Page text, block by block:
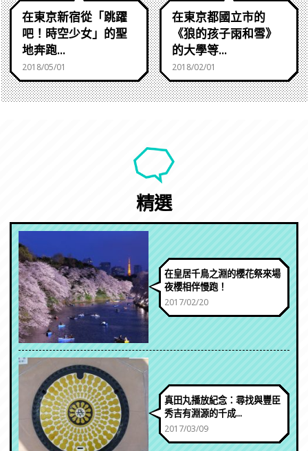
在東京新宿從「跳躍
吧！時空少女」的聖
地奔跑...
2018/05/01
在東京都國立市的
《狼的孩子雨和雪》
的大學等...
2018/02/01
精選
在皇居千鳥之淵的櫻花祭來場
夜櫻相伴慢跑！
2017/02/20
真田丸播放紀念：尋找與豐臣
秀吉有淵源的千成...
2017/03/09